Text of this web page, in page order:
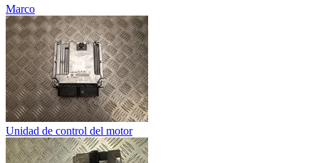
Marco
Unidad de control del motor